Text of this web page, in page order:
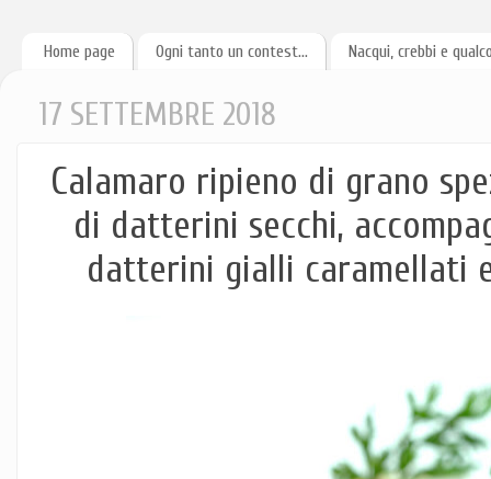
Home page Ogni tanto un contest... Nacqui, crebbi e
17 SETTEMBRE 2018
Calamaro ripieno di grano
di datterini secchi,
datterini gialli caramellati